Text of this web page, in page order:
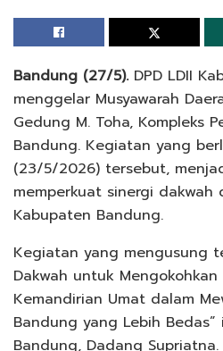
Bandung (27/5).DPD LDII
menggelar Musyawarah
Gedung M. Toha, Kompleks
Bandung. Kegiatan yang
(23/5/2026) tersebut,
memperkuat sinergi dakwah
Kabupaten Bandung.
Kegiatan yang mengusung
Dakwah untuk
Kemandirian Umat dalam
Bandung yang Lebih
Bandung, Dadang Supriatna.